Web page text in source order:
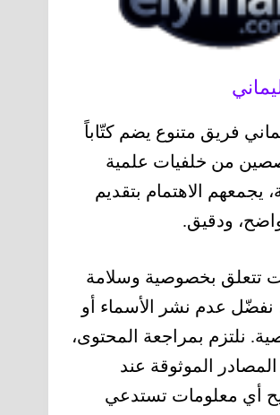
فريق متنوع يضم كتّاباً
من خلفيات علمية
يجمعهم الاهتمام بتقديم
ودقيق.
تتعلق بخصوصية وسلامة
نفضّل عدم نشر الأسماء أو
نلتزم بمراجعة المحتوى،
الموثوقة عند
أي معلومات تستدعي